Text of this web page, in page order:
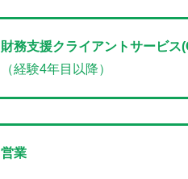
財務支援クライアントサービス
（経験4年目以降）
営業